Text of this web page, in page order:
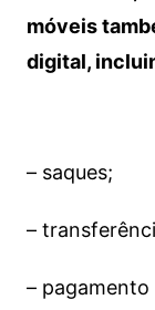
móveis
digital,
– saques;
–
–